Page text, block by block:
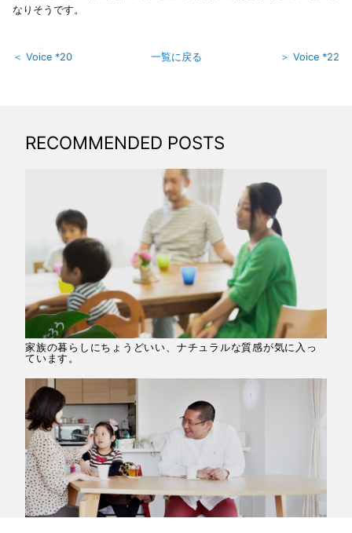
なりそうです。
＜ Voice *20 一覧に戻る ＞ Voice *22
RECOMMENDED POSTS
家族の暮らしにちょうどいい、ナチュラルな質感が気に入っ
ています。